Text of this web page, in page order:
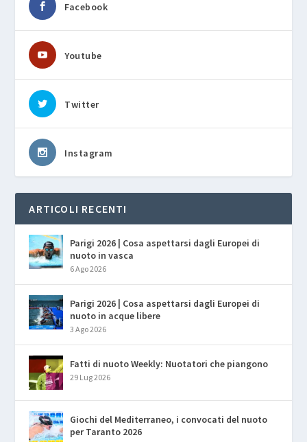
Facebook
Youtube
Twitter
Instagram
ARTICOLI RECENTI
Parigi 2026 | Cosa aspettarsi dagli Europei di
nuoto in vasca
6 Ago 2026
Parigi 2026 | Cosa aspettarsi dagli Europei di
nuoto in acque libere
3 Ago 2026
Fatti di nuoto Weekly: Nuotatori che piangono
29 Lug 2026
Giochi del Mediterraneo, i convocati del nuoto
per Taranto 2026